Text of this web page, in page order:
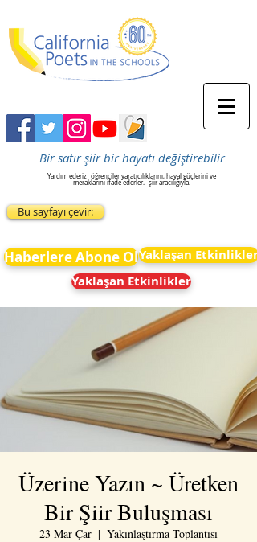
Bir satır şiir bir hayatı değiştirebilir
Yardım ederiz öğrenciler yaratıcılıklarını, hayal güçlerini ve
meraklarını ifade ederler. şiir aracılığıyla.
Bu sayfayı çevir:
Haberlere Abone OlYaklaşan Etkinlikler
Yaklaşan Etkinlikler
Üzerine Yazın ~ Üretken
Bir Şiir Buluşması
23 Mar Çar
  |
Yakınlaştırma Toplantısı